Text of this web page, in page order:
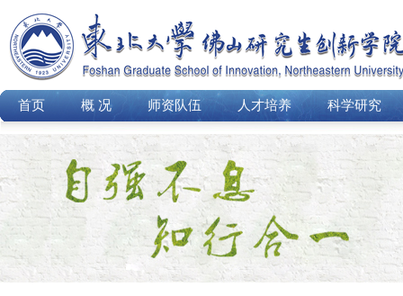
首页 概 况 师资队伍 人才培养 科学研究